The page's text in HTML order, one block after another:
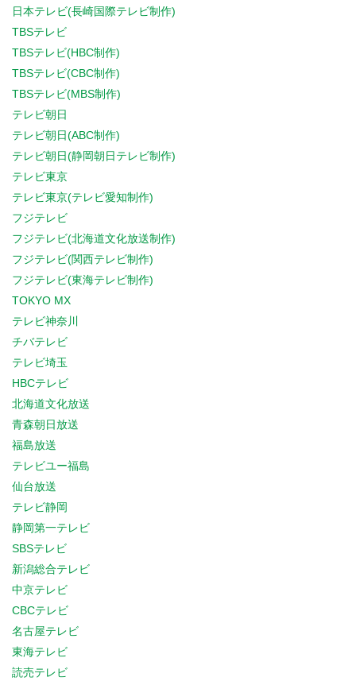
日本テレビ(長崎国際テレビ制作)
TBSテレビ
TBSテレビ(HBC制作)
TBSテレビ(CBC制作)
TBSテレビ(MBS制作)
テレビ朝日
テレビ朝日(ABC制作)
テレビ朝日(静岡朝日テレビ制作)
テレビ東京
テレビ東京(テレビ愛知制作)
フジテレビ
フジテレビ(北海道文化放送制作)
フジテレビ(関西テレビ制作)
フジテレビ(東海テレビ制作)
TOKYO MX
テレビ神奈川
チバテレビ
テレビ埼玉
HBCテレビ
北海道文化放送
青森朝日放送
福島放送
テレビユー福島
仙台放送
テレビ静岡
静岡第一テレビ
SBSテレビ
新潟総合テレビ
中京テレビ
CBCテレビ
名古屋テレビ
東海テレビ
読売テレビ